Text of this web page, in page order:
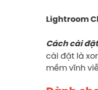
Lightroom
Cách cài đặt
cài đặt là
mềm vĩnh